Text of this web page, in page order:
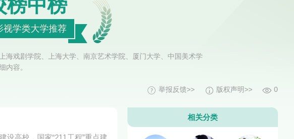
榜中榜
视学类大学推荐
戏剧学院、上海大学、南京艺术学院、厦门大学、中国美术学
内容。
0
版权声明>>
举报反馈>>
设高校，国家“211工程”重点建
相关分类